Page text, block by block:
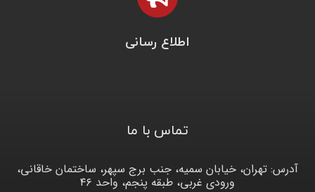
اطلاع رسانی
تماس با ما
آدرس: تهران، خیابان سمیه، جنب برج سپهر، ساختمان خاقانی،
ورودی غربی، طبقه پنجم، واحد ۴۶